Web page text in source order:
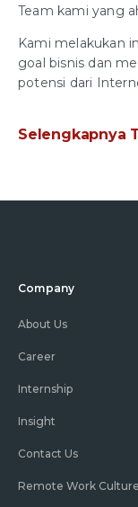
Team kami yang
Kami melakukan
goal bisnis dan
potensi dari
Selengkapnya
Company
About Us
Career
Internship
Insight
Contact Us
Remote Work Culture